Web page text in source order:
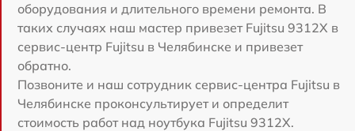
оборудования и длительного времени ремонта. В
таких случаях наш мастер привезет Fujitsu 9312X в
сервис-центр Fujitsu в Челябинске и привезет
обратно.
Позвоните и наш сотрудник сервис-центра Fujitsu в
Челябинске проконсультирует и определит
стоимость работ над ноутбука Fujitsu 9312X.